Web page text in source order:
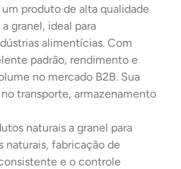
produto de alta qualidade
granel, ideal para
alimentícias. Com
padrão, rendimento e
no mercado B2B. Sua
transporte, armazenamento
naturais a granel para
naturais, fabricação de
e o controle